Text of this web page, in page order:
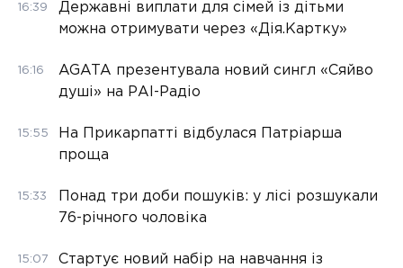
16:39
Державні виплати для сімей із дітьми
можна отримувати через «Дія.Картку»
16:16
AGATA презентувала новий сингл «Сяйво
душі» на РАІ-Радіо
15:55
На Прикарпатті відбулася Патріарша
проща
15:33
Понад три доби пошуків: у лісі розшукали
76-річного чоловіка
15:07
Стартує новий набір на навчання із